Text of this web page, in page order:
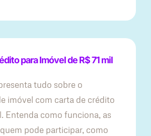
para Imóvel de R$ 71 mil
tudo sobre o
imóvel com carta de crédito
Entenda como funciona, as
pode participar, como